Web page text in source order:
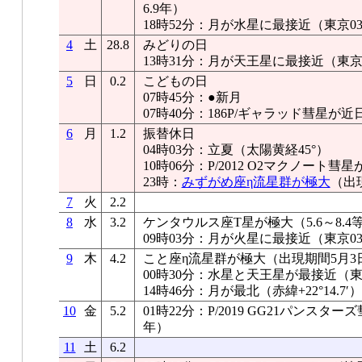
6.9年）
18時52分：月が水星に最接近（東京
4
土 28.8
みどりの日
13時31分：月が天王星に最接近（東京
5
日 0.2
こどもの日
07時45分：●新月
07時40分：186P/ギャラッド彗星が近
6
月 1.2
振替休日
04時03分：立夏（太陽黄経45°）
10時06分：P/2012 O2マクノート彗
23時： みずがめ座η流星群が極大 （
7
火
2.2
8
水 3.2
ケンタウルス座T星が極大（5.6～8.4
09時03分：月が火星に最接近（東京
9
木 4.2
こと座η流星群が極大（出現期間5月3
00時30分：水星と天王星が最接近（東
14時46分：月が最北（赤緯+22°14.7′）
10 金 5.2
01時22分：P/2019 GG21パンスター
年）
11
土
6.2